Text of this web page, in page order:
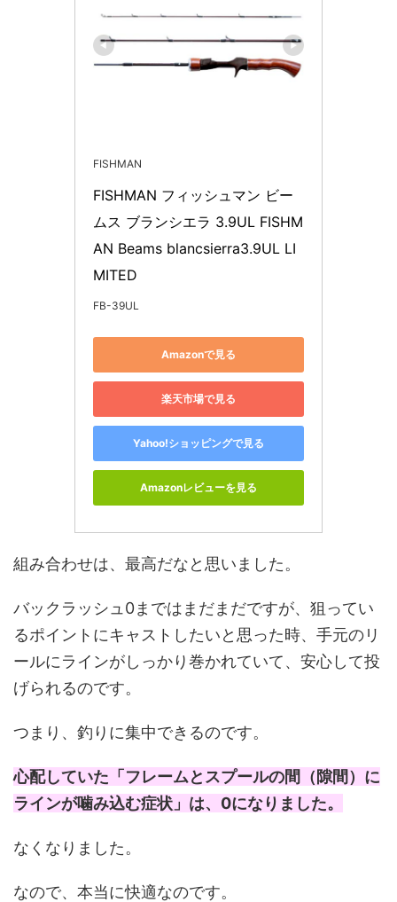
FISHMAN
FISHMAN フィッシュマン ビー
ムス ブランシエラ 3.9UL FISHM
AN Beams blancsierra3.9UL LI
MITED
FB-39UL
Amazonで見る
楽天市場で見る
Yahoo!ショッピングで見る
Amazonレビューを見る
組み合わせは、最高だなと思いました。
バックラッシュ0まではまだまだですが、狙ってい
るポイントにキャストしたいと思った時、手元のリ
ールにラインがしっかり巻かれていて、安心して投
げられるのです。
つまり、釣りに集中できるのです。
心配していた「フレームとスプールの間（隙間）に
ラインが噛み込む症状」は、0になりました。
なくなりました。
なので、本当に快適なのです。